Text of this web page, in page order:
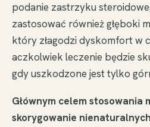
podanie zastrzyku
zastosować również głęboki
który złagodzi dyskomfort w
aczkolwiek leczenie będzie
gdy uszkodzone jest tylko
Głównym celem stosowania
skorygowanie